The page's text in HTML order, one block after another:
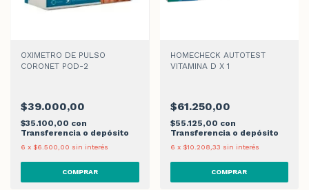
OXIMETRO DE PULSO
CORONET POD-2
$39.000,00
$35.100,00 con
Transferencia o depósito
6 x $6.500,00 sin interés
HOMECHECK AUTOTEST
VITAMINA D X 1
$61.250,00
$55.125,00 con
Transferencia o depósito
6 x $10.208,33 sin interés